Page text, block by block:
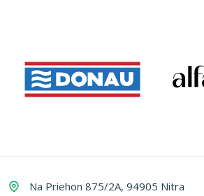
Na Priehon 875/2A, 94905 Nitra